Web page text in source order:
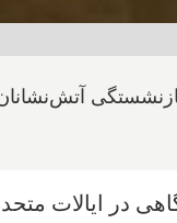
آتش‌نشانان
9 بانک را به دست‌کاری در نرخ برابری دلار